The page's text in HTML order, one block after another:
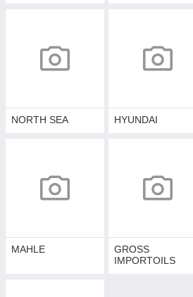
NORTH SEA HYUNDAI
MAHLE
GROSS
IMPORTOILS